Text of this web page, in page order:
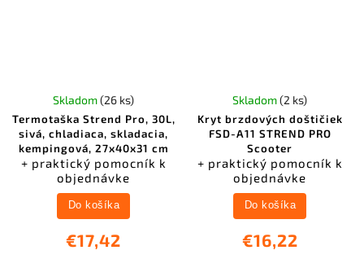
Termotaška Strend Pro, 30L,
sivá, chladiaca, skladacia,
kempingová, 27x40x31 cm
+ praktický pomocník k
objednávke
Skladom(26 ks)
€17,42
Do košíka
Kryt brzdových doštičiek
FSD-A11 STREND PRO
Scooter
+ praktický pomocník k
objednávke
Skladom(2 ks)
€16,22
Do košíka